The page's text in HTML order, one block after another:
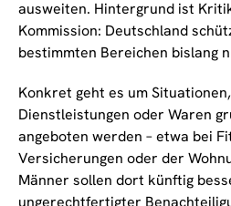
ausweiten. Hintergrund ist
Kommission: Deutschland
bestimmten Bereichen bislang
Konkret geht es um
Dienstleistungen oder Waren
angeboten werden – etwa bei
Versicherungen oder der
Männer sollen dort künftig
ungerechtfertigter